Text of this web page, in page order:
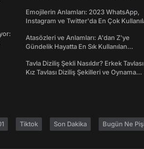
Emojilerin Anlamları: 2023 WhatsApp,
Instagram ve Twitter'da En Çok
Atasözleri ve Anlamları: A'dan Z'ye
Gündelik Hayatta En Sık Kullanılan
Tavla Diziliş Şekli Nasıldır? Erkek
Kız Tavlası Diziliş Şekilleri ve Oynama
Tiktok Son Dakika Bugün Ne